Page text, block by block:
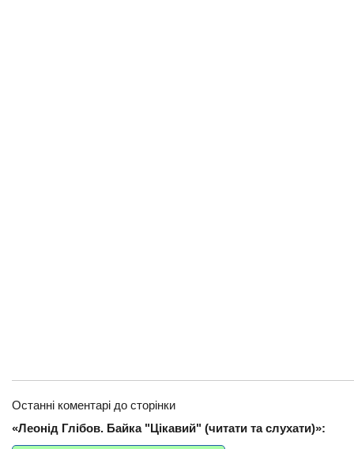
Останні коментарі до сторінки
«Леонід Глібов. Байка "Цікавий" (читати та слухати)»: